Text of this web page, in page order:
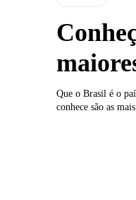
Que o Brasil é o
conhece são as mais